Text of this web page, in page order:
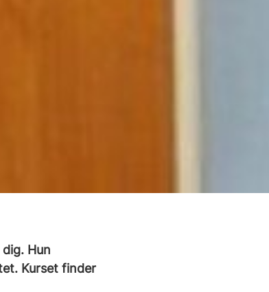
Hun
Kurset finder